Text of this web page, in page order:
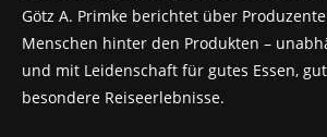
Götz A. Primke berichtet über
Menschen hinter den Produkten –
und mit Leidenschaft für gutes Essen,
besondere Reiseerlebnisse.